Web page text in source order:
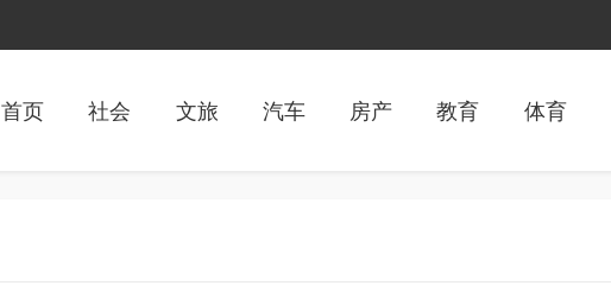
首页 社会 文旅 汽车 房产 教育 体育